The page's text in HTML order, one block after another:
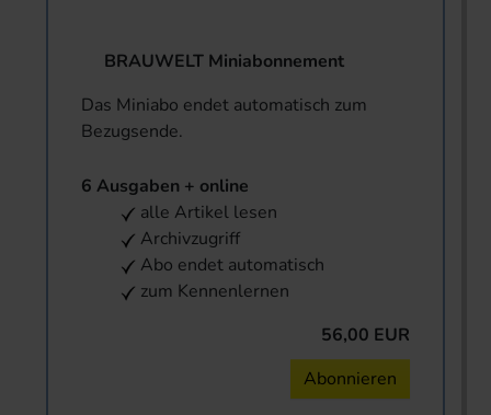
BRAUWELT Miniabonnement
Das Miniabo endet automatisch zum
Bezugsende.
6 Ausgaben + online
alle Artikel lesen
Archivzugriff
Abo endet automatisch
zum Kennenlernen
56,00 EUR
Abonnieren